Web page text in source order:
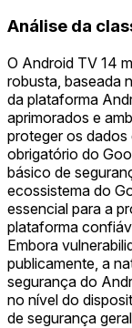
Análise da
O Android TV 14
robusta, baseada
da plataforma
aprimorados e
proteger os
obrigatório do
básico de
ecossistema do
essencial para a
plataforma
Embora
publicamente, a
segurança do
no nível do
de segurança